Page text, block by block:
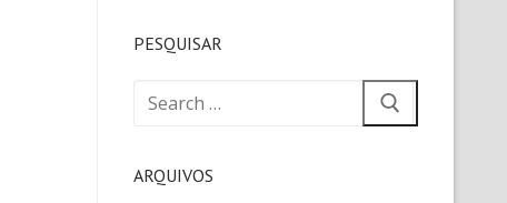
PESQUISAR
ARQUIVOS